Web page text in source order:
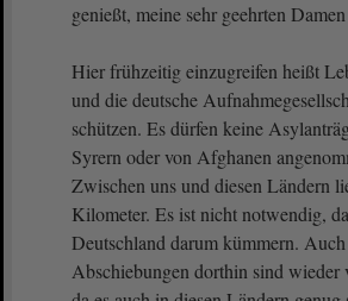
genießt, meine sehr geehrten
Hier frühzeitig einzugreifen heißt
und die deutsche
schützen. Es dürfen keine
Syrern oder von Afghanen
Zwischen uns und diesen Ländern
Kilometer. Es ist nicht notwendig,
Deutschland darum kümmern.
Abschiebungen dorthin sind wieder